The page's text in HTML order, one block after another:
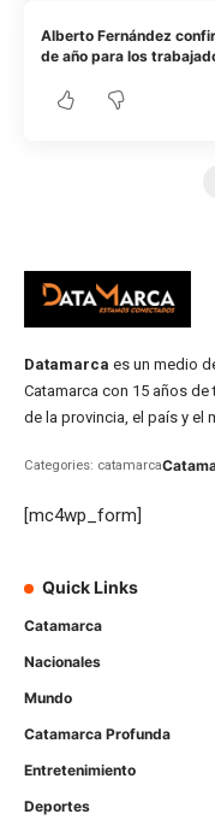
Alberto Fernández
de año para los
Datamarca es un medio
Catamarca con 15 años
de la provincia, el país y el
Categories: catamarca
[mc4wp_form]
Quick Links
Catamarca
Nacionales
Mundo
Catamarca Profunda
Entretenimiento
Deportes